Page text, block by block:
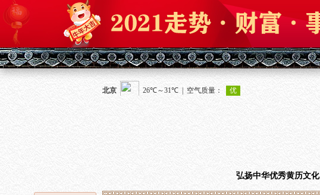
弘扬中华优秀黄历文化